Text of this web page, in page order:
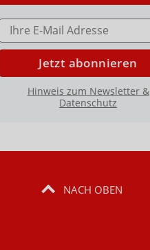
MAIL ADRESSE
Jetzt abonnieren
Hinweis zum Newsletter &
Datenschutz
NACH OBEN